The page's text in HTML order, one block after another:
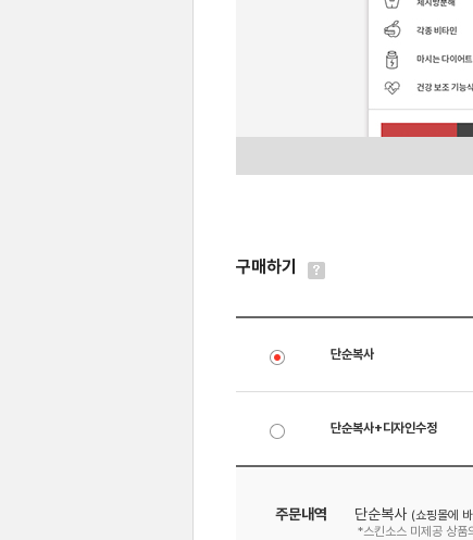
구매하기
단순복사
단순복사+디자인수정
주문내역 단순복사 (쇼핑몰에
*스킨소스 미제공 상품